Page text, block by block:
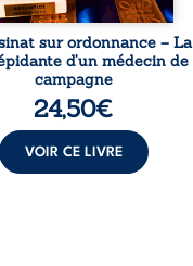
sur ordonnance – La
d’un médecin de
campagne
24,50€
VOIR CE LIVRE